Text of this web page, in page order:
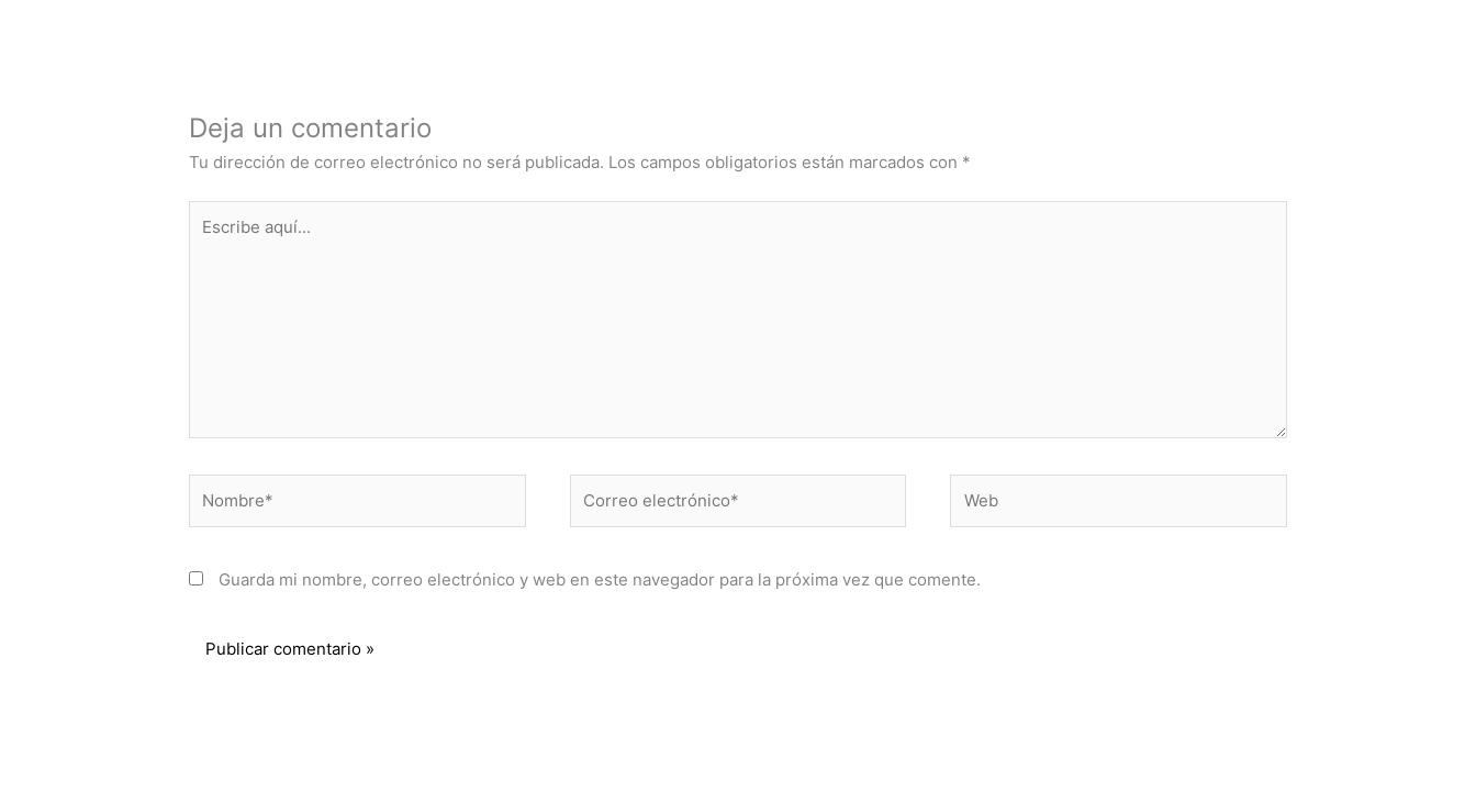
Deja un comentario
Tu dirección de correo electrónico no será publicada. Los campos obligatorios están marcados con *
aquí...
electrónico*
Guarda mi nombre, correo electrónico y web en este navegador para la próxima vez que comente.